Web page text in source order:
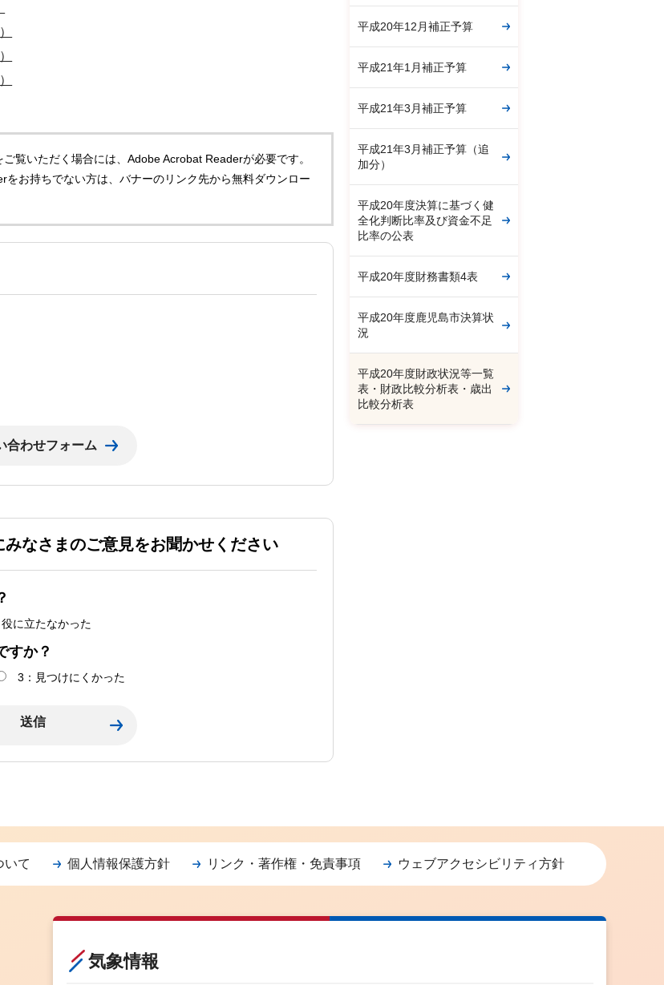
覧いただく場合には、Adobe Acrobat Readerが必要です。
をお持ちでない方は、バナーのリンク先から無料ダウンロー
なさまのご意見をお聞かせください
に立たなかった
すか？
3：見つけにくかった
平成20年12月補正予算
平成21年1月補正予算
平成21年3月補正予算
平成21年3月補正予算（追
加分）
平成20年度決算に基づく健
全化判断比率及び資金不足
比率の公表
平成20年度財務書類4表
平成20年度鹿児島市決算状
況
平成20年度財政状況等一覧
表・財政比較分析表・歳出
比較分析表
いて 個人情報保護方針 リンク・著作権・免責事項 ウェブアクセシビリティ方針
気象情報